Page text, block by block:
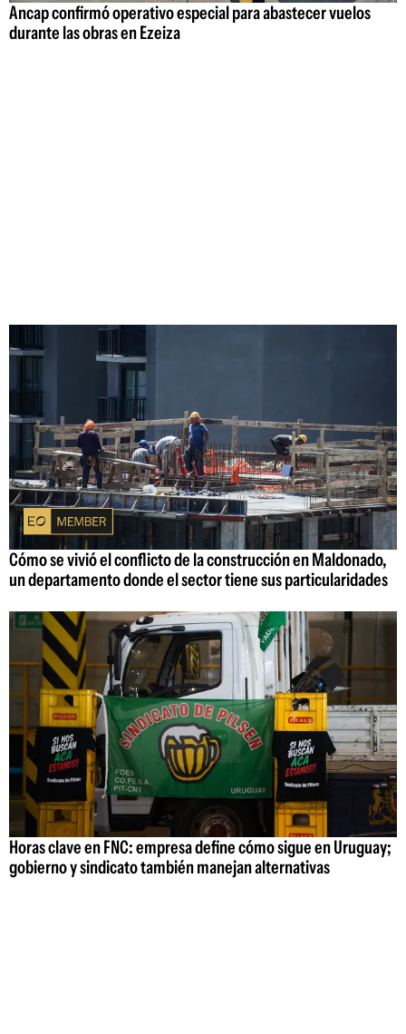
Ancap confirmó operativo especial para abastecer vuelos
durante las obras en Ezeiza
Cómo se vivió el conflicto de la construcción en Maldonado,
un departamento donde el sector tiene sus particularidades
Horas clave en FNC: empresa define cómo sigue en Uruguay;
gobierno y sindicato también manejan alternativas